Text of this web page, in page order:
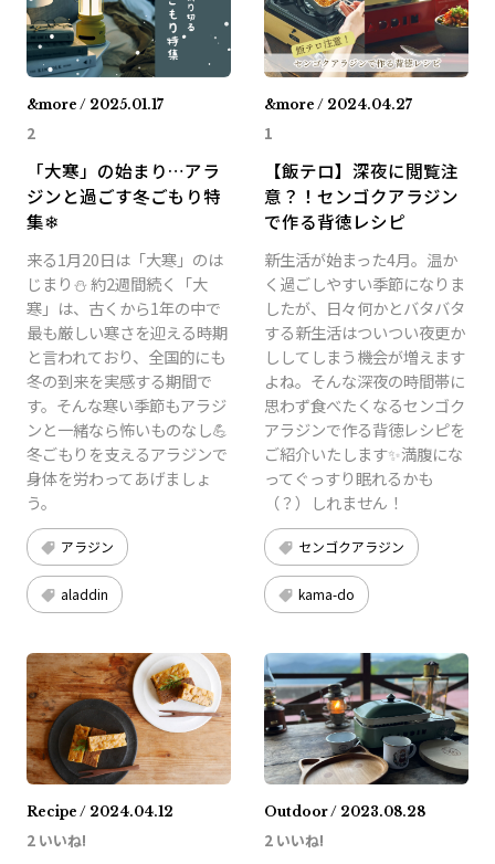
&more / 2025.01.17
2
「大寒」の始まり…アラ
ジンと過ごす冬ごもり特
集❄
来る1月20日は「大寒」のは
じまり⛄ 約2週間続く「大
寒」は、古くから1年の中で
最も厳しい寒さを迎える時期
と言われており、全国的にも
冬の到来を実感する期間で
す。そんな寒い季節もアラジ
ンと一緒なら怖いものなし💪
冬ごもりを支えるアラジンで
身体を労わってあげましょ
う。
アラジン
aladdin
&more / 2024.04.27
1
【飯テロ】深夜に閲覧注
意？！センゴクアラジン
で作る背徳レシピ
新生活が始まった4月。温か
く過ごしやすい季節になりま
したが、日々何かとバタバタ
する新生活はついつい夜更か
ししてしまう機会が増えます
よね。そんな深夜の時間帯に
思わず食べたくなるセンゴク
アラジンで作る背徳レシピを
ご紹介いたします✨満腹にな
ってぐっすり眠れるかも
（？）しれません！
センゴクアラジン
kama-do
Recipe / 2024.04.12
2 いいね!
Outdoor / 2023.08.28
2 いいね!